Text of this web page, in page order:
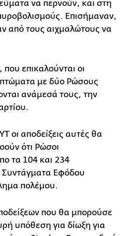
να περνούν, και στη
Επισήμαναν,
από τους αιχμαλώτους να
επικαλούνται οι
πτώματα με δύο Ρώσους
ανάμεσά τους, την
οι αποδείξεις αυτές θα
ότι Ρώσοι
τα 104 και 234
Εφόδου
πολέμου.
που θα μπορούσε
υπόθεση για δίωξη για